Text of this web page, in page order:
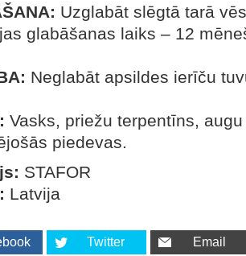
Uzglabāt slēgtā tarā
glabāšanas laiks – 12
Neglabāt apsildes ierīču
Vasks, priežu terpentīns,
piedevas.
STAFOR
Latvija
Twitter Email